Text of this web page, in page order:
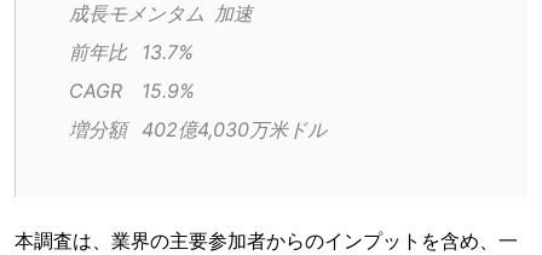
成長モメンタム	加速
前年比	13.7%
CAGR	15.9%
増分額	402億4,030万米ドル
本調査は、業界の主要参加者からのインプットを含め、一